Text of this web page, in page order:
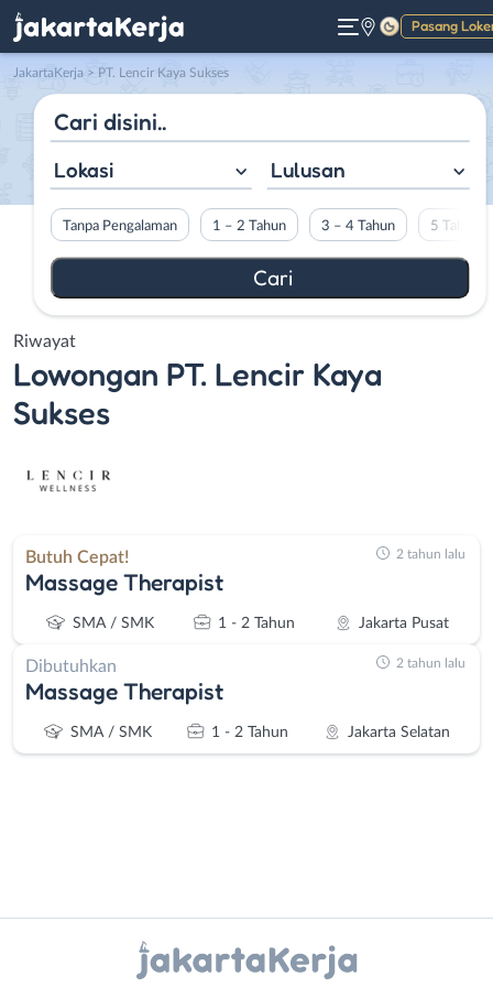
Pasang
Gelap
JakartaKerja > PT. Lencir Kaya Sukses
Lokasi Lulusan
Tanpa Pengalaman 1 – 2 Tahun 3 – 4 Tahun 5 Tahun
Riwayat
Lowongan PT. Lencir Kaya
Sukses
Butuh Cepat!
Massage Therapist
SMA / SMK 1 - 2 Tahun Jakarta Pusat
2 tahun lalu
Dibutuhkan
Massage Therapist
SMA / SMK 1 - 2 Tahun Jakarta Selatan
2 tahun lalu
Gizi
Work)
X - Twitter Telegram
Kanal Lainnya..